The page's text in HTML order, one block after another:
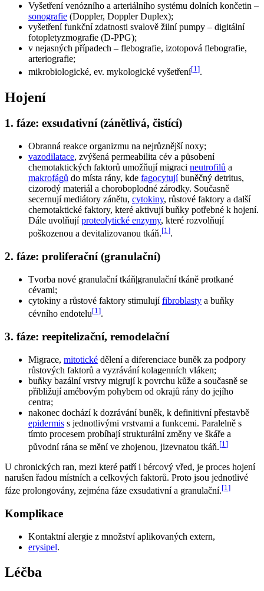
Vyšetření venózního a arteriálního systému dolních končetin –
sonografie (Doppler, Doppler Duplex);
vyšetření funkční zdatnosti svalově žilní pumpy – digitální
fotopletyzmografie (D-PPG);
v nejasných případech – flebografie, izotopová flebografie,
arteriografie;
mikrobiologické, ev. mykologické vyšetření[1].
Hojení
1. fáze: exsudativní (zánětlivá, čistící)
Obranná reakce organizmu na nejrůznější noxy;
vazodilatace, zvýšená permeabilita cév a působení
chemotaktických faktorů umožňují migraci neutrofilů a
makrofágů do místa rány, kde fagocytujíbuněčný detritus,
cizorodý materiál a choroboplodné zárodky. Současně
secernují mediátory zánětu, cytokiny, růstové faktory a další
chemotaktické faktory, které aktivují buňky potřebné k hojení.
Dále uvolňujíproteolytické enzymy, které rozvolňují
poškozenou a devitalizovanou tkáň.[1].
2. fáze: proliferační (granulační)
Tvorba nové granulační tkáň|granulační tkáně protkané
cévami;
cytokiny a růstové faktory stimulujífibroblasty a buňky
cévního endotelu[1 ].
3. fáze: reepitelizační, remodelační
Migrace, mitotické dělení a diferenciace buněk za podpory
růstových faktorů a vyzrávání kolagenních vláken;
buňky bazální vrstvy migrují k povrchu kůže a současně se
přibližují amébovým pohybem od okrajů rány do jejího
centra;
nakonec dochází k dozrávání buněk, k definitivní přestavbě
epidermis s jednotlivými vrstvami a funkcemi. Paralelně s
tímto procesem probíhají strukturální změny ve škáře a
původní rána se mění ve zhojenou, jizevnatou tkáň.[1 ]
U chronických ran, mezi které patří i bércový vřed, je proces hojení
narušen řadou místních a celkových faktorů. Proto jsou jednotlivé
fáze prolongovány, zejména fáze exsudativní a granulační.[1]
Komplikace
Kontaktní alergie z množství aplikovaných extern,
erysipel.
Léčba